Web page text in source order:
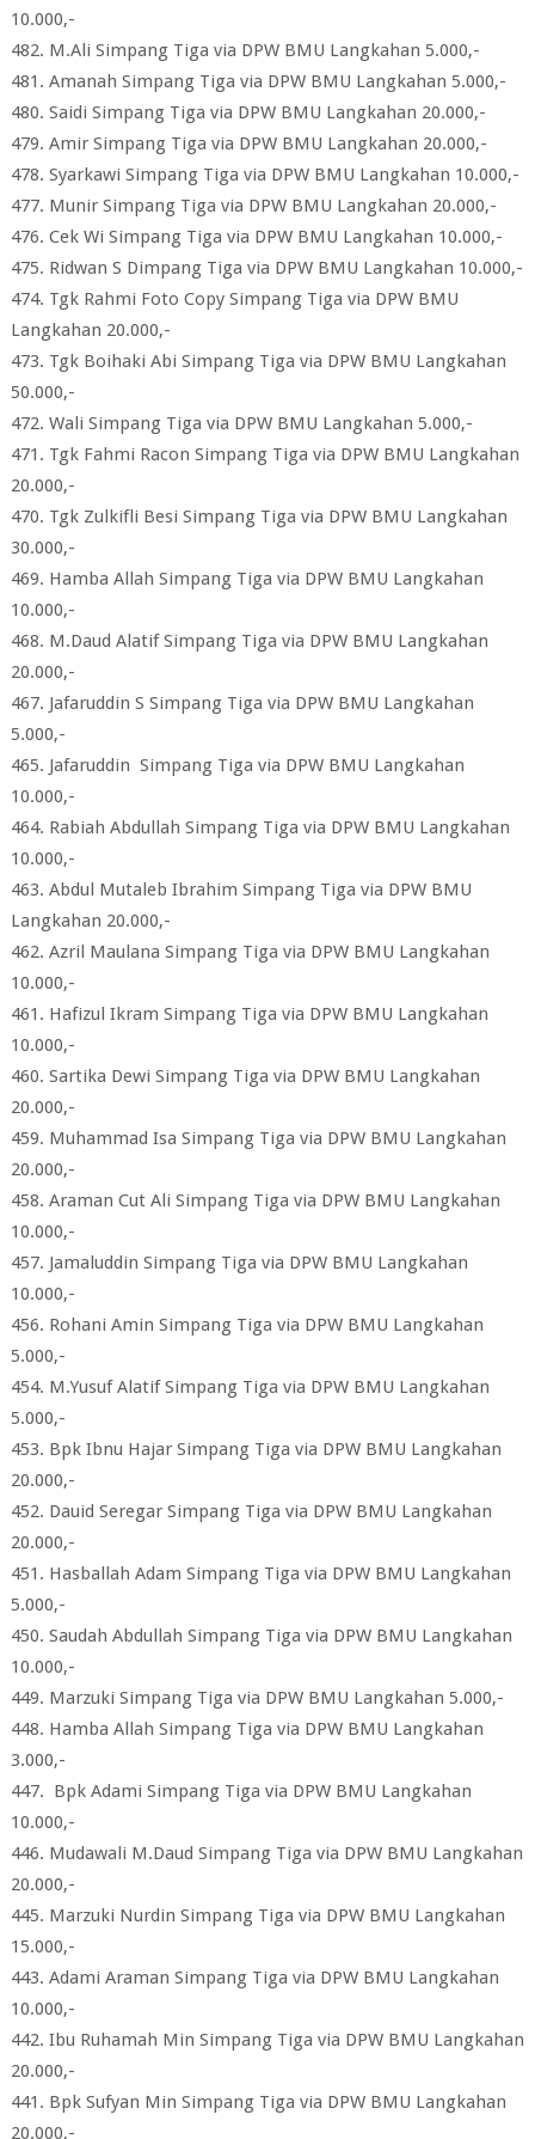
10.000,-
482. M.Ali Simpang Tiga via DPW BMU Langkahan 5.000,-
481. Amanah Simpang Tiga via DPW BMU Langkahan 5.000,-
480. Saidi Simpang Tiga via DPW BMU Langkahan 20.000,-
479. Amir Simpang Tiga via DPW BMU Langkahan 20.000,-
478. Syarkawi Simpang Tiga via DPW BMU Langkahan 10.000,-
477. Munir Simpang Tiga via DPW BMU Langkahan 20.000,-
476. Cek Wi Simpang Tiga via DPW BMU Langkahan 10.000,-
475. Ridwan S Dimpang Tiga via DPW BMU Langkahan 10.000,-
474. Tgk Rahmi Foto Copy Simpang Tiga via DPW BMU
Langkahan 20.000,-
473. Tgk Boihaki Abi Simpang Tiga via DPW BMU Langkahan
50.000,-
472. Wali Simpang Tiga via DPW BMU Langkahan 5.000,-
471. Tgk Fahmi Racon Simpang Tiga via DPW BMU Langkahan
20.000,-
470. Tgk Zulkifli Besi Simpang Tiga via DPW BMU Langkahan
30.000,-
469. Hamba Allah Simpang Tiga via DPW BMU Langkahan
10.000,-
468. M.Daud Alatif Simpang Tiga via DPW BMU Langkahan
20.000,-
467. Jafaruddin S Simpang Tiga via DPW BMU Langkahan
5.000,-
465. Jafaruddin Simpang Tiga via DPW BMU Langkahan
10.000,-
464. Rabiah Abdullah Simpang Tiga via DPW BMU Langkahan
10.000,-
463. Abdul Mutaleb Ibrahim Simpang Tiga via DPW BMU
Langkahan 20.000,-
462. Azril Maulana Simpang Tiga via DPW BMU Langkahan
10.000,-
461. Hafizul Ikram Simpang Tiga via DPW BMU Langkahan
10.000,-
460. Sartika Dewi Simpang Tiga via DPW BMU Langkahan
20.000,-
459. Muhammad Isa Simpang Tiga via DPW BMU Langkahan
20.000,-
458. Araman Cut Ali Simpang Tiga via DPW BMU Langkahan
10.000,-
457. Jamaluddin Simpang Tiga via DPW BMU Langkahan
10.000,-
456. Rohani Amin Simpang Tiga via DPW BMU Langkahan
5.000,-
454. M.Yusuf Alatif Simpang Tiga via DPW BMU Langkahan
5.000,-
453. Bpk Ibnu Hajar Simpang Tiga via DPW BMU Langkahan
20.000,-
452. Dauid Seregar Simpang Tiga via DPW BMU Langkahan
20.000,-
451. Hasballah Adam Simpang Tiga via DPW BMU Langkahan
5.000,-
450. Saudah Abdullah Simpang Tiga via DPW BMU Langkahan
10.000,-
449. Marzuki Simpang Tiga via DPW BMU Langkahan 5.000,-
448. Hamba Allah Simpang Tiga via DPW BMU Langkahan
3.000,-
447. Bpk Adami Simpang Tiga via DPW BMU Langkahan
10.000,-
446. Mudawali M.Daud Simpang Tiga via DPW BMU Langkahan
20.000,-
445. Marzuki Nurdin Simpang Tiga via DPW BMU Langkahan
15.000,-
443. Adami Araman Simpang Tiga via DPW BMU Langkahan
10.000,-
442. Ibu Ruhamah Min Simpang Tiga via DPW BMU Langkahan
20.000,-
441. Bpk Sufyan Min Simpang Tiga via DPW BMU Langkahan
20.000,-